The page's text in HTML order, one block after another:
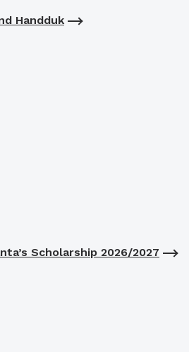
Handduk
Scholarship 2026/2027